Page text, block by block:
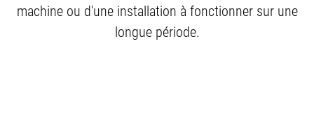
machine ou d'une installation à fonctionner sur une
longue période.